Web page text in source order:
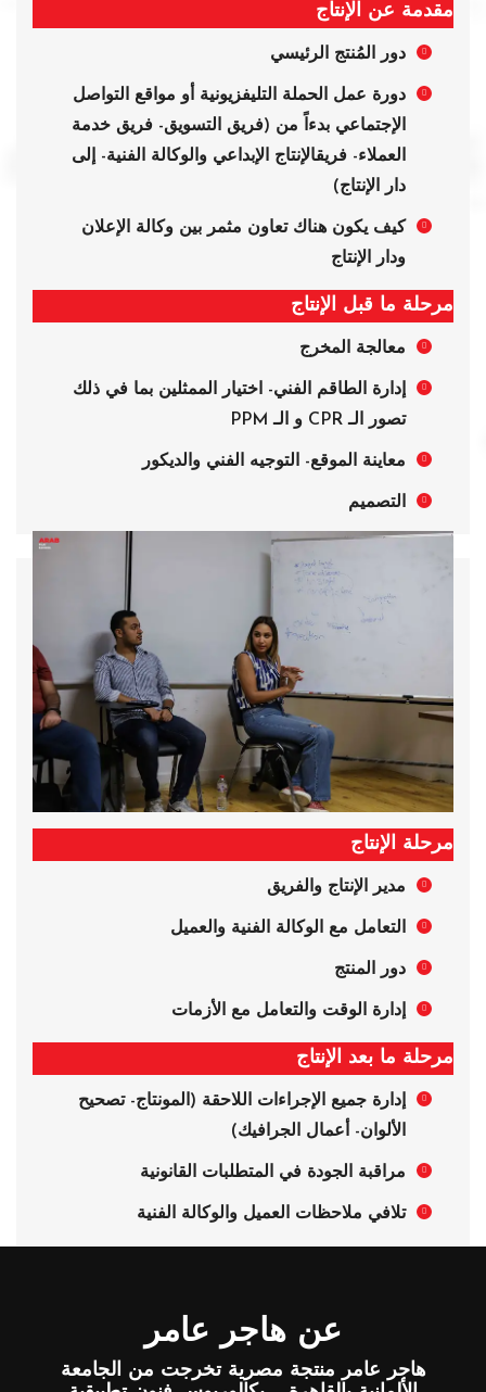
مقدمة عن الإنتاج
دور المُنتج الرئيسي
دورة عمل الحملة التليفزيونية أو مواقع التواصل
الإجتماعي بدءاً من (فريق التسويق- فريق خدمة
العملاء- فريقالإنتاج الإبداعي والوكالة الفنية- إلى
دار الإنتاج)
كيف يكون هناك تعاون مثمر بين وكالة الإعلان
ودار الإنتاج
مرحلة ما قبل الإنتاج
معالجة المخرج
إدارة الطاقم الفني- اختيار الممثلين بما في ذلك
تصور الـ CPR و الـ PPM
معاينة الموقع- التوجيه الفني والديكور
التصميم
مرحلة الإنتاج
مدير الإنتاج والفريق
التعامل مع الوكالة الفنية والعميل
دور المنتج
إدارة الوقت والتعامل مع الأزمات
مرحلة ما بعد الإنتاج
إدارة جميع الإجراءات اللاحقة (المونتاج- تصحيح
الألوان- أعمال الجرافيك)
مراقبة الجودة في المتطلبات القانونية
تلافي ملاحظات العميل والوكالة الفنية
عن هاجر عامر
هاجر عامر منتجة مصرية تخرجت من الجامعة